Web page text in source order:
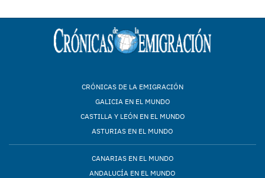
CRÓNICAS DE LA EMIGRACIÓN
GALICIA EN EL MUNDO
CASTILLA Y LEÓN EN EL MUNDO
ASTURIAS EN EL MUNDO
CANARIAS EN EL MUNDO
ANDALUCÍA EN EL MUNDO